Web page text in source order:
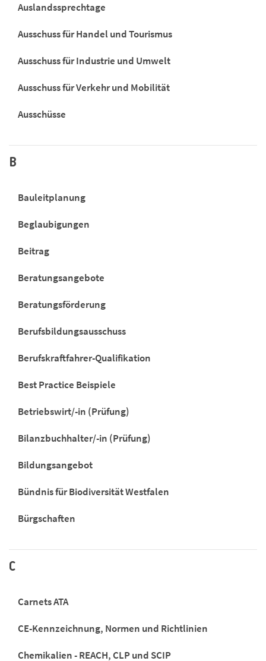
Auslandssprechtage
Ausschuss für Handel und Tourismus
Ausschuss für Industrie und Umwelt
Ausschuss für Verkehr und Mobilität
Ausschüsse
B
Bauleitplanung
Beglaubigungen
Beitrag
Beratungsangebote
Beratungsförderung
Berufsbildungsausschuss
Berufskraftfahrer-Qualifikation
Best Practice Beispiele
Betriebswirt/-in (Prüfung)
Bilanzbuchhalter/-in (Prüfung)
Bildungsangebot
Bündnis für Biodiversität Westfalen
Bürgschaften
C
Carnets ATA
CE-Kennzeichnung, Normen und Richtlinien
Chemikalien - REACH, CLP und SCIP